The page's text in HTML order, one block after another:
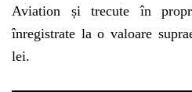
Aviation și trecute în
înregistrate la o valoare
lei.